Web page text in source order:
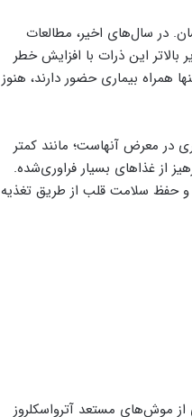
در سال‌های اخیر، مطالعات
بالاتر این ذرات با افزایش خطر
همراه بیماری حضور دارند، هنوز
در معرض آنهاست؛ مانند کمتر
از غذاهای بسیار فراوری‌شده.
و حفظ سلامت قلب از طریق تغذیه
موش‌های مستعد آترواسکلروز